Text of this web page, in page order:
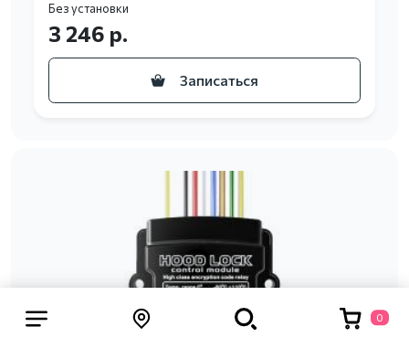
Без установки
3 246 р.
Записаться
0